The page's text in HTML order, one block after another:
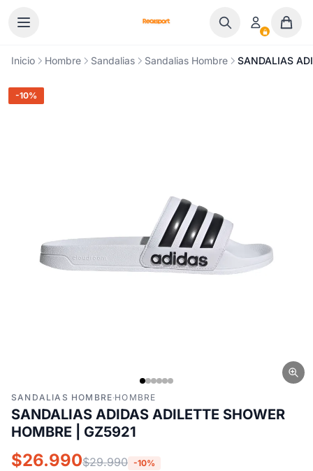
Inicio Hombre Sandalias Sandalias Hombre SANDALIAS
-10%
SANDALIAS HOMBRE·HOMBRE
SANDALIAS ADIDAS ADILETTE SHOWER
HOMBRE | GZ5921
$26.990$29.990 -10%